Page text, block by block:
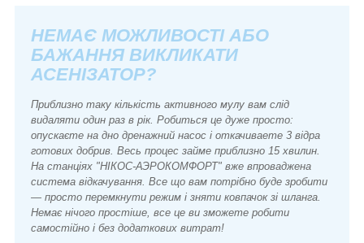
НЕМАЄ МОЖЛИВОСТІ АБО
БАЖАННЯ ВИКЛИКАТИ
АСЕНІЗАТОР?
Приблизно таку кількість активного мулу вам слід
видаляти один раз в рік. Робиться це дуже просто:
опускаєте на дно дренажний насос і откачиваете 3 відра
готових добрив. Весь процес займе приблизно 15 хвилин.
На станціях "НІКОС-АЭРОКОМФОРТ" вже впроваджена
система відкачування. Все що вам потрібно буде зробити
— просто перемкнути режим і зняти ковпачок зі шланга.
Немає нічого простіше, все це ви зможете робити
самостійно і без додаткових витрат!